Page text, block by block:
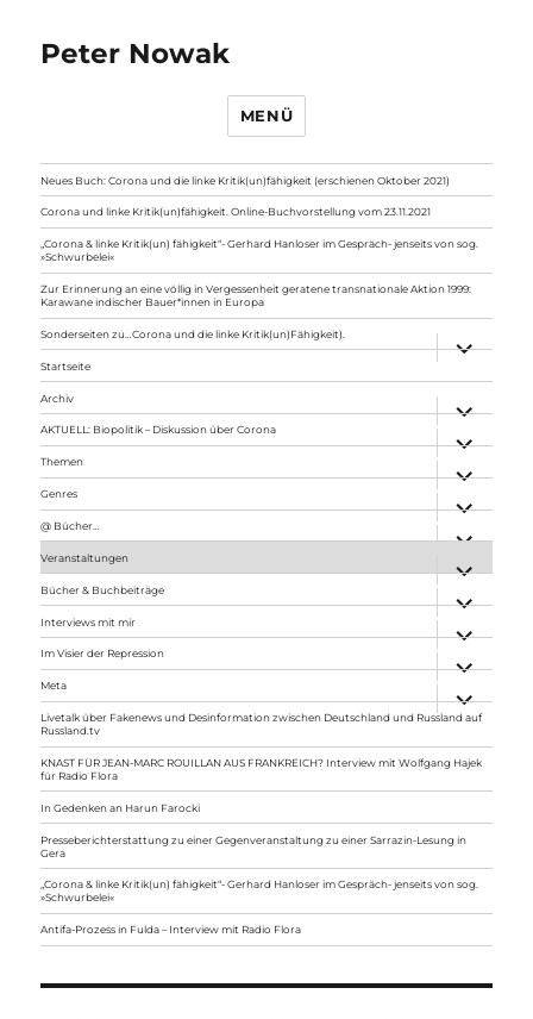
Peter Nowak
MENÜ
Neues Buch: Corona und die linke Kritik(un)fähigkeit (erschienen Oktober 2021)
Corona und linke Kritik(un)fähigkeit. Online-Buchvorstellung vom 23.11.2021
„Corona & linke Kritik(un) fähigkeit“- Gerhard Hanloser im Gespräch- jenseits von sog.
»Schwurbelei«
Zur Erinnerung an eine völlig in Vergessenheit geratene transnationale Aktion 1999:
Karawane indischer Bauer*innen in Europa
Sonderseiten zu…Corona und die linke Kritik(un)Fähigkeit).
anzeigen
Startseite
Archiv
anzeigen
AKTUELL: Biopolitik – Diskussion über Corona
anzeigen
Themen
anzeigen
Genres
anzeigen
@ Bücher…
Veranstaltungen
anzeigen
Bücher & Buchbeiträge
anzeigen
Interviews mit mir
anzeigen
Im Visier der Repression
anzeigen
Meta
anzeigen
Livetalk über Fakenews und Desinformation zwischen Deutschland und Russland auf
Russland.tv
KNAST FÜR JEAN-MARC ROUILLAN AUS FRANKREICH? Interview mit Wolfgang Hajek
für Radio Flora
In Gedenken an Harun Farocki
Presseberichterstattung zu einer Gegenveranstaltung zu einer Sarrazin-Lesung in
Gera
„Corona & linke Kritik(un) fähigkeit“- Gerhard Hanloser im Gespräch- jenseits von sog.
»Schwurbelei«
Antifa-Prozess in Fulda – Interview mit Radio Flora